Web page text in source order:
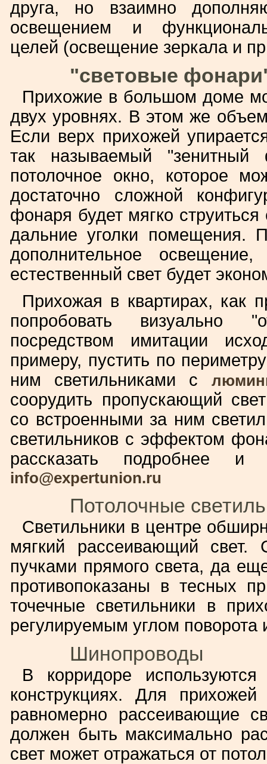
друга, но взаимно
освещением и
целей (освещение зеркала и
"световые
Прихожие в большом доме
двух уровнях. В этом же
Если верх прихожей
так называемый
потолочное окно, которое
достаточно сложной
фонаря будет мягко
дальние уголки помещения.
дополнительное
естественный свет будет
Прихожая в квартирах, как
попробовать визуально
посредством имитации
примеру, пустить по
ним светильниками с
соорудить пропускающий
со встроенными за ним
светильников с эффектом
рассказать подробнее
info@expertunion.ru
Потолочные
Светильники в центре
мягкий рассеивающий свет.
пучками прямого света, да
противопоказаны в тесных
точечные светильники в
регулируемым углом поворота
Шинопроводы
В корридоре
конструкциях. Для
равномерно рассеивающие
должен быть максимально
свет может отражаться от